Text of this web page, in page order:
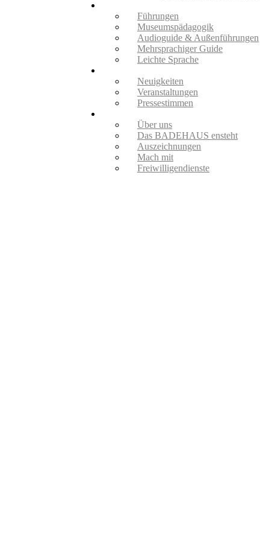
Führungen
Museumspädagogik
Audioguide & Außenführungen
Mehrsprachiger Guide
Leichte Sprache
Neuigkeiten
Veranstaltungen
Pressestimmen
Über uns
Das BADEHAUS ensteht
Auszeichnungen
Mach mit
Freiwilligendienste